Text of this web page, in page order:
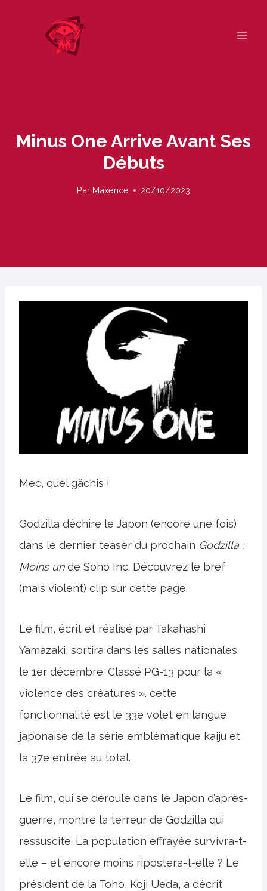
Minus One Arrive Avant Ses
Débuts
Par Maxence 20/10/2023
Mec, quel gâchis !
Godzilla déchire le Japon (encore une fois)
dans le dernier teaser du prochain Godzilla :
Moins unde Soho Inc. Découvrez le bref
(mais violent) clip sur cette page.
Le film, écrit et réalisé par Takahashi
Yamazaki, sortira dans les salles nationales
le 1er décembre. Classé PG-13 pour la «
violence des créatures ». cette
fonctionnalité est le 33e volet en langue
japonaise de la série emblématique kaiju et
la 37e entrée au total.
Le film, qui se déroule dans le Japon d’après-
guerre, montre la terreur de Godzilla qui
ressuscite. La population effrayée survivra-t-
elle – et encore moins ripostera-t-elle ? Le
président de la Toho, Koji Ueda, a décrit